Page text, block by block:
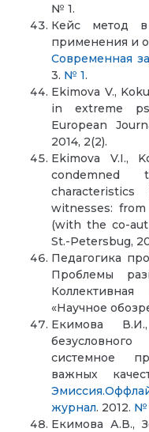
№ 1.
Кейс метод
применения и
Современная
3. № 1.
Ekimova V.,
in extreme
European
2014, 2(2).
Ekimova V.I.,
condemned
witnesses:
(with the co-
St.-Petersbug,
Педагогика
Проблемы
«Научное
Екимова
системное
важных
журнал. 2012. №
Екимова А.В.,